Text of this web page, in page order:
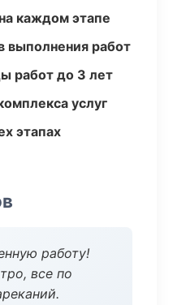
каждом этапе
выполнения работ
работ до 3 лет
услуг
этапах
работу!
все по